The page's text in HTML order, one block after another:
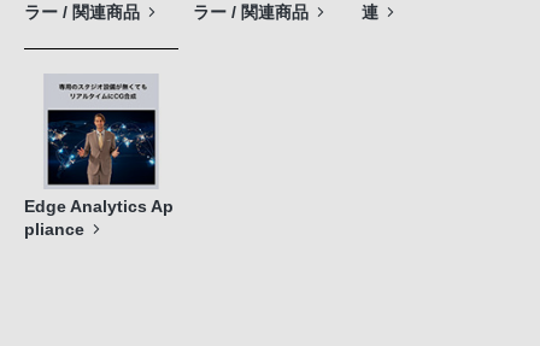
ラー / 関連商品
ラー / 関連商品
連
Edge Analytics Ap
pliance